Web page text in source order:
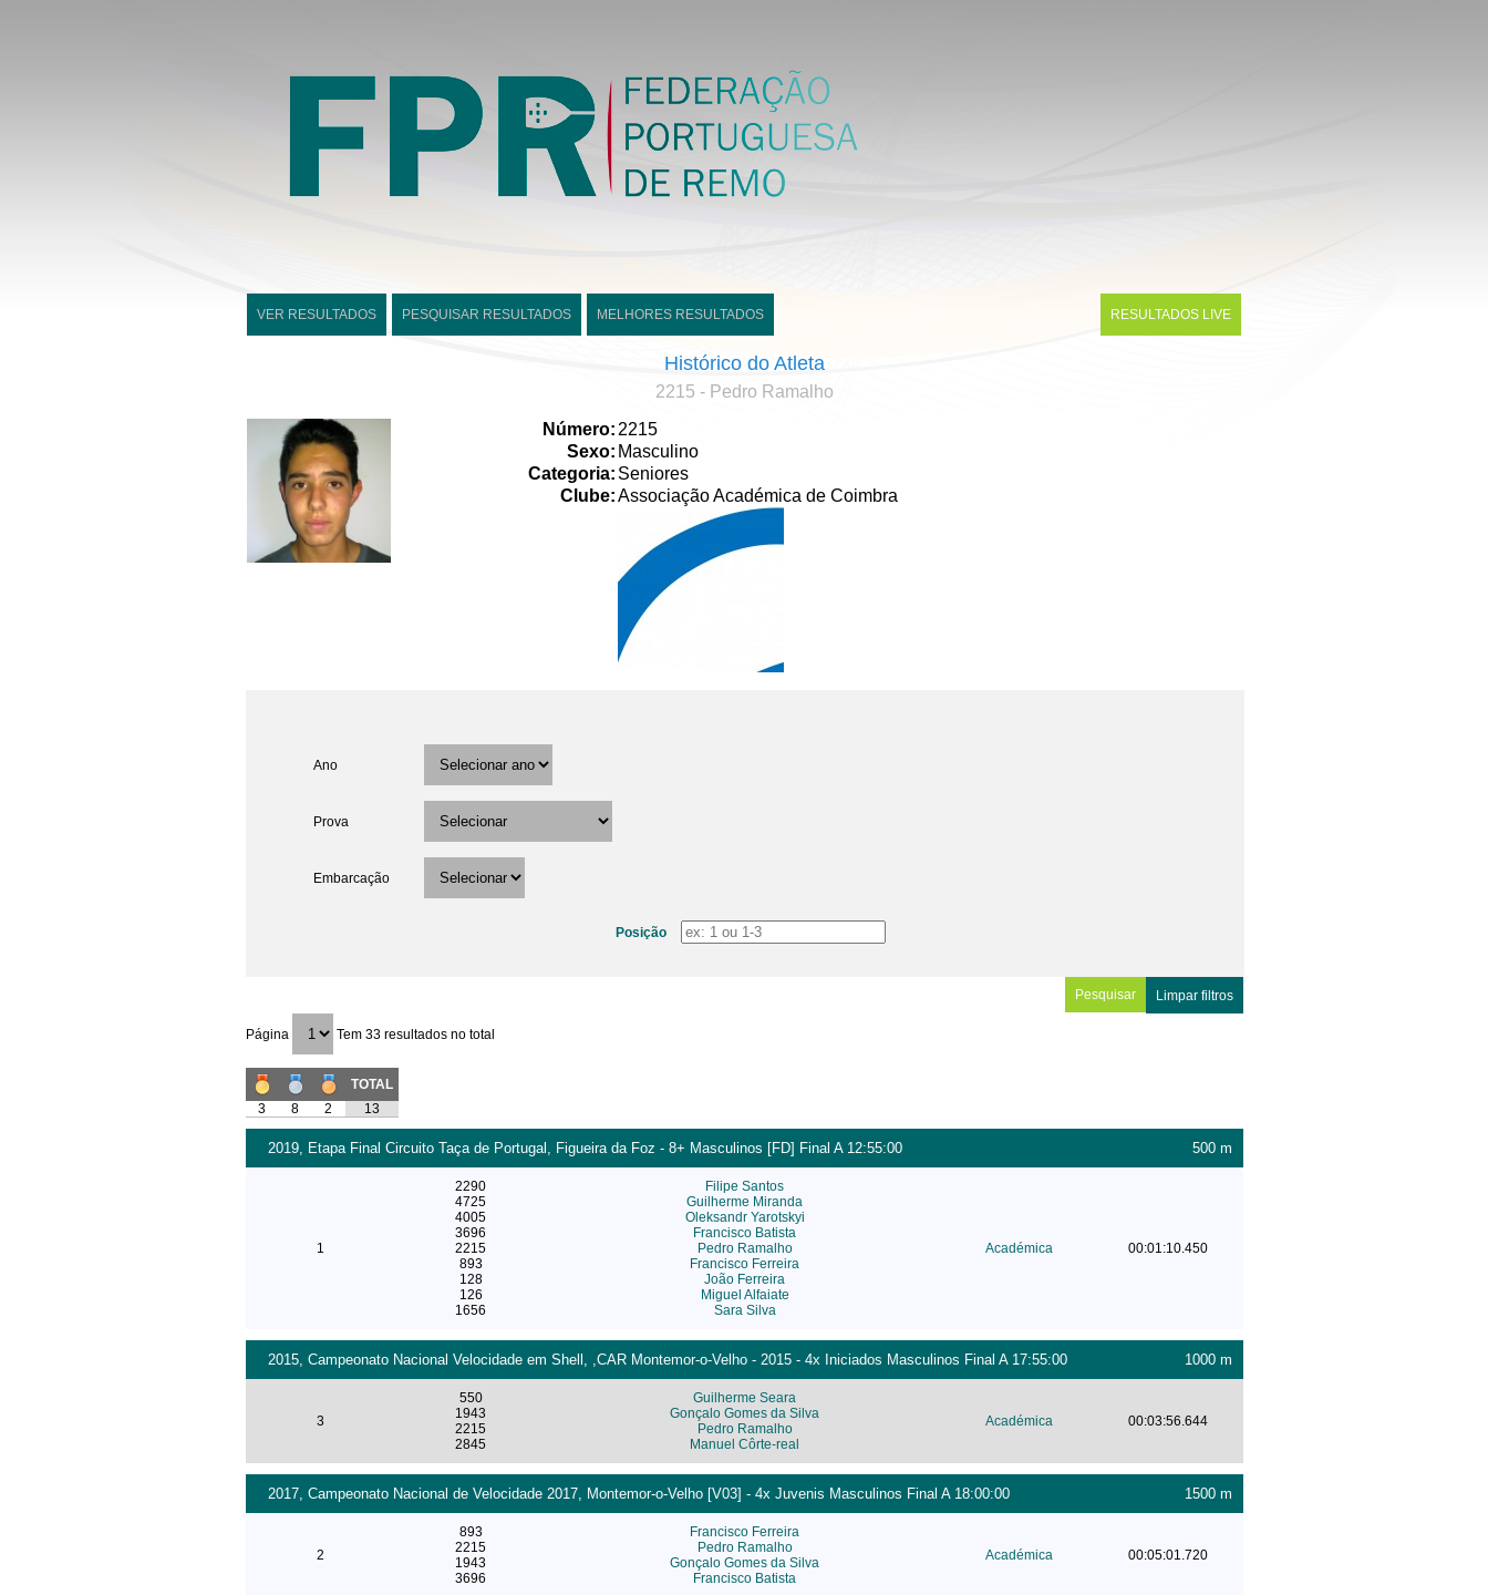
VER RESULTADOS PESQUISAR RESULTADOS MELHORES RESULTADOS RESULTADOS LIVE
Histórico do Atleta
2215 - Pedro Ramalho
Número: 2215
Sexo: Masculino
Categoria: Seniores
Clube:Associação Académica de Coimbra
Ano
Prova
Embarcação
Posição
Limpar filtros
Página Tem 33 resultados no total
TOTAL
3
8 2 13
2019, Etapa Final Circuito Taça de Portugal, Figueira da Foz - 8+ Masculinos [FD] Final A 12:55:00 500 m
1
2290
4725
4005
3696
2215
893
128
126
1656
Filipe Santos
Guilherme Miranda
Oleksandr Yarotskyi
Francisco Batista
Pedro Ramalho
Francisco Ferreira
João Ferreira
Miguel Alfaiate
Sara Silva
Académica 00:01:10.450
2015, Campeonato Nacional Velocidade em Shell, ,CAR Montemor-o-Velho - 2015 - 4x Iniciados Masculinos Final A 17:55:00 1000 m
3
550
1943
2215
2845
Guilherme Seara
Gonçalo Gomes da Silva
Pedro Ramalho
Manuel Côrte-real
Académica 00:03:56.644
2017, Campeonato Nacional de Velocidade 2017, Montemor-o-Velho [V03] - 4x Juvenis Masculinos Final A 18:00:00 1500 m
2
893
2215
1943
3696
Francisco Ferreira
Pedro Ramalho
Gonçalo Gomes da Silva
Francisco Batista
Académica 00:05:01.720